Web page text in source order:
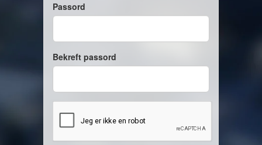
Passord
Bekreft passord